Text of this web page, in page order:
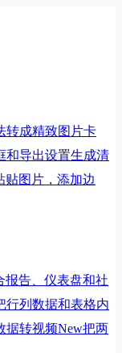
转成精致图片卡
和导出设置生成清
贴图片，添加边
报告、仪表盘和社
行列数据和表格内
据转视频New把两